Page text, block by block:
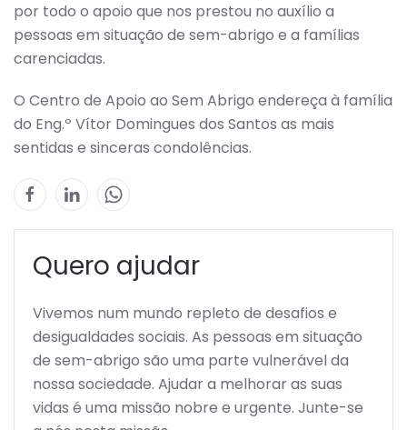
por todo o apoio que nos prestou no auxílio a
pessoas em situação de sem-abrigo e a famílias
carenciadas.
O Centro de Apoio ao Sem Abrigo endereça à família
do Eng.º Vítor Domingues dos Santos as mais
sentidas e sinceras condolências.
Quero ajudar
Vivemos num mundo repleto de desafios e
desigualdades sociais. As pessoas em situação
de sem-abrigo são uma parte vulnerável da
nossa sociedade. Ajudar a melhorar as suas
vidas é uma missão nobre e urgente. Junte-se